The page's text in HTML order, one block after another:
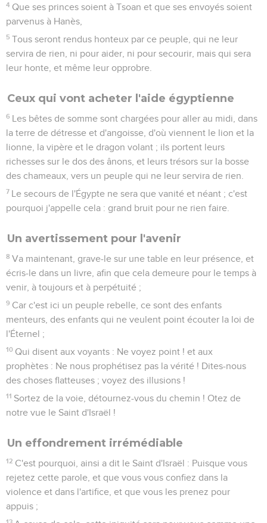
4 Que ses princes soient à Tsoan et que ses envoyés soient
parvenus à Hanès,
5 Tous seront rendus honteux par ce peuple, qui ne leur
servira de rien, ni pour aider, ni pour secourir, mais qui sera
leur honte, et même leur opprobre.
Ceux qui vont acheter l'aide égyptienne
6 Les bêtes de somme sont chargées pour aller au midi, dans
la terre de détresse et d'angoisse, d'où viennent le lion et la
lionne, la vipère et le dragon volant ; ils portent leurs
richesses sur le dos des ânons, et leurs trésors sur la bosse
des chameaux, vers un peuple qui ne leur servira de rien.
7 Le secours de l'Égypte ne sera que vanité et néant ; c'est
pourquoi j'appelle cela : grand bruit pour ne rien faire.
Un avertissement pour l'avenir
8 Va maintenant, grave-le sur une table en leur présence, et
écris-le dans un livre, afin que cela demeure pour le temps à
venir, à toujours et à perpétuité ;
9 Car c'est ici un peuple rebelle, ce sont des enfants
menteurs, des enfants qui ne veulent point écouter la loi de
l'Éternel ;
10 Qui disent aux voyants : Ne voyez point ! et aux
prophètes : Ne nous prophétisez pas la vérité ! Dites-nous
des choses flatteuses ; voyez des illusions !
11 Sortez de la voie, détournez-vous du chemin ! Otez de
notre vue le Saint d'Israël !
Un effondrement irrémédiable
12 C'est pourquoi, ainsi a dit le Saint d'Israël : Puisque vous
rejetez cette parole, et que vous vous confiez dans la
violence et dans l'artifice, et que vous les prenez pour
appuis ;
13